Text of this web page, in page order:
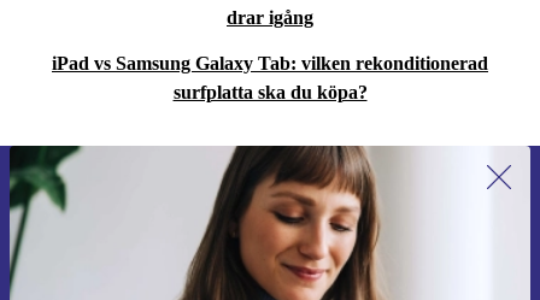
drar igång
iPad vs Samsung Galaxy Tab: vilken rekonditionerad
surfplatta ska du köpa?
Anmäl dig till vårt nyhetsbrev för
första gången och spara 200 kr!
Missa aldrig ett erbjudande igen.